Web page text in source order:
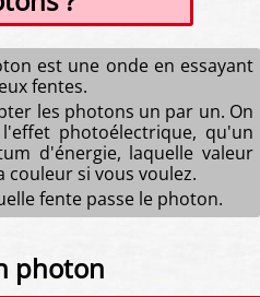
est une onde en essayant
fentes.
les photons un par un. On
photoélectrique, qu'un
d'énergie, laquelle valeur
couleur si vous voulez.
fente passe le photon.
photon